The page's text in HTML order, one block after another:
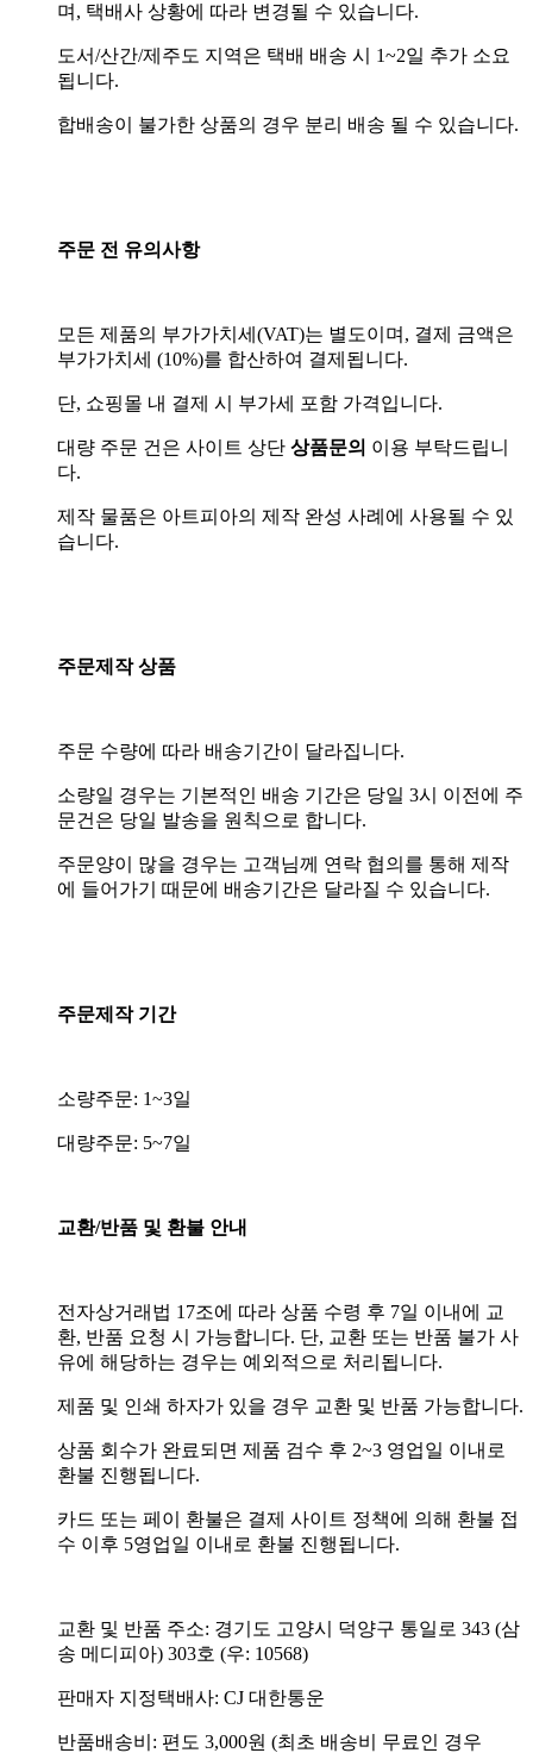
며, 택배사 상황에 따라 변경될 수 있습니다.
도서/산간/제주도 지역은 택배 배송 시 1~2일 추가 소요
됩니다.
합배송이 불가한 상품의 경우 분리 배송 될 수 있습니다.
주문 전 유의사항
모든 제품의 부가가치세(VAT)는 별도이며, 결제 금액은
부가가치세 (10%)를 합산하여 결제됩니다.
단, 쇼핑몰 내 결제 시 부가세 포함 가격입니다.
대량 주문 건은 사이트 상단 상품문의 이용 부탁드립니
다.
제작 물품은 아트피아의 제작 완성 사례에 사용될 수 있
습니다.
주문제작 상품
주문 수량에 따라 배송기간이 달라집니다.
소량일 경우는 기본적인 배송 기간은 당일 3시 이전에 주
문건은 당일 발송을 원칙으로 합니다.
주문양이 많을 경우는 고객님께 연락 협의를 통해 제작
에 들어가기 때문에 배송기간은 달라질 수 있습니다.
주문제작 기간
소량주문: 1~3일
대량주문: 5~7일
교환/반품 및 환불 안내
전자상거래법 17조에 따라 상품 수령 후 7일 이내에 교
환, 반품 요청 시 가능합니다. 단, 교환 또는 반품 불가 사
유에 해당하는 경우는 예외적으로 처리됩니다.
제품 및 인쇄 하자가 있을 경우 교환 및 반품 가능합니다.
상품 회수가 완료되면 제품 검수 후 2~3 영업일 이내로
환불 진행됩니다.
카드 또는 페이 환불은 결제 사이트 정책에 의해 환불 접
수 이후 5영업일 이내로 환불 진행됩니다.
교환 및 반품 주소: 경기도 고양시 덕양구 통일로 343 (삼
송 메디피아) 303호 (우: 10568)
판매자 지정택배사: CJ 대한통운
반품배송비: 편도 3,000원 (최초 배송비 무료인 경우